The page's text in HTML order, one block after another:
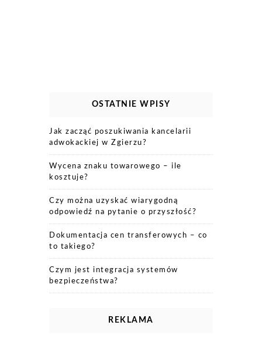
OSTATNIE WPISY
Jak zacząć poszukiwania kancelarii
adwokackiej w Zgierzu?
Wycena znaku towarowego – ile
kosztuje?
Czy można uzyskać wiarygodną
odpowiedź na pytanie o przyszłość?
Dokumentacja cen transferowych – co
to takiego?
Czym jest integracja systemów
bezpieczeństwa?
REKLAMA